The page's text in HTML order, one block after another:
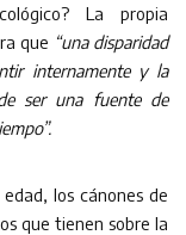
La propia
que “una disparidad
internamente y la
ser una fuente de
los cánones de
que tienen sobre la